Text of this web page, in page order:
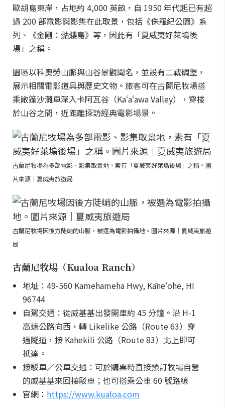
歐胡島東岸，占地約 4,000 英畝，自 1950 年代起已有超
過 200 部電影與影集在此取景，包括《侏羅紀公園》系
列、《金剛：骷髏島》等，因此有「夏威夷好萊塢後
場」之稱。
園區以科奧勞山脈與山谷景觀聞名，並設有二戰碉堡，
展示相關電影道具與歷史文物。旅客可在古蘭尼牧場搭
乘敞篷沙灘車深入卡阿瓦谷（Kaʻaʻawa Valley），穿梭
於山谷之間，近距離探訪經典電影場景。
古蘭尼牧場為多部電影、影集取景地，素有「夏威夷好萊塢後場」之稱。圖
片來源｜夏威夷旅遊局
古蘭尼牧場因後方陡峭的山脈，被選為電影拍攝地。圖片來源｜夏威夷旅遊
局
古蘭尼牧場（Kualoa Ranch）
地址：49-560 Kamehameha Hwy, Kāneʻohe, HI
96744
自駕交通：從威基基出發開車約 45 分鐘。沿 H-1
高速公路向西，轉 Likelike 公路（Route 63）穿
過隧道，接 Kahekili 公路（Route 83）北上即可
抵達。
接駁車／公車交通：可於購票時直接預訂牧場自營
的威基基來回接駁車；也可搭乘公車 60 號路線
官網： https://www.kualoa.com